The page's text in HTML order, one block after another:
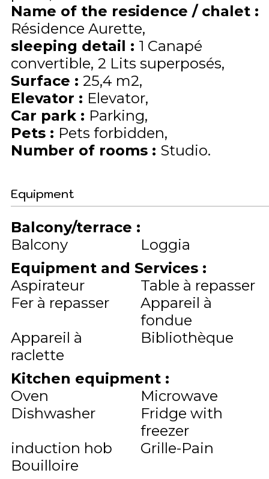
Name of the residence / chalet :
Résidence Aurette
sleeping detail : 1 Canapé
convertible 2 Lits superposés
Surface : 25,4 m2
Elevator : Elevator
Car park : Parking
Pets : Pets forbidden
Number of rooms : Studio
Equipment
Balcony/terrace :
Balcony
Loggia
Equipment and Services :
Aspirateur
Table à repasser
Fer à repasser
Appareil à
fondue
Appareil à
raclette
Bibliothèque
Kitchen equipment :
Oven
Microwave
Dishwasher
Fridge with
freezer
induction hob
Grille-Pain
Bouilloire